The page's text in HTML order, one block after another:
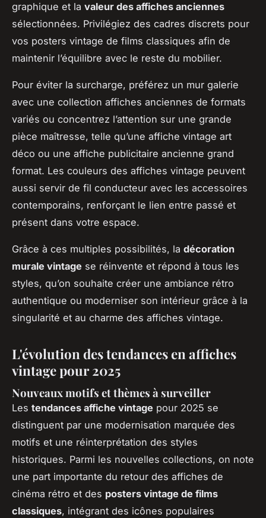
graphique et la valeur des affiches anciennes
sélectionnées. Privilégiez des cadres discrets pour
vos posters vintage de films classiques afin de
maintenir l’équilibre avec le reste du mobilier.
Pour éviter la surcharge, préférez un mur galerie
avec une collection affiches anciennes de formats
variés ou concentrez l’attention sur une grande
pièce maîtresse, telle qu’une affiche vintage art
déco ou une affiche publicitaire ancienne grand
format. Les couleurs des affiches vintage peuvent
aussi servir de fil conducteur avec les accessoires
contemporains, renforçant le lien entre passé et
présent dans votre espace.
Grâce à ces multiples possibilités, la décoration
murale vintage se réinvente et répond à tous les
styles, qu’on souhaite créer une ambiance rétro
authentique ou moderniser son intérieur grâce à la
singularité et au charme des affiches vintage.
L'évolution des tendances en affiches
vintage pour 2025
Nouveaux motifs et thèmes à surveiller
Les tendances affiche vintage pour 2025 se
distinguent par une modernisation marquée des
motifs et une réinterprétation des styles
historiques. Parmi les nouvelles collections, on note
une part importante du retour des affiches de
cinéma rétro et des posters vintage de films
classiques, intégrant des icônes populaires